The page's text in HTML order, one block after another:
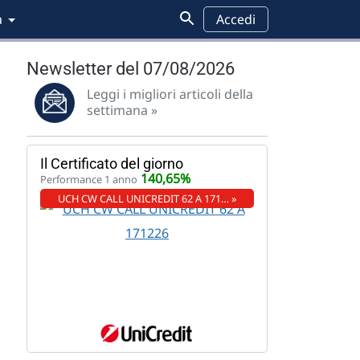
Accedi
Newsletter del 07/08/2026
Leggi i migliori articoli della
settimana »
Il Certificato del giorno
Performance 1 anno 140,65%
UCH CW CALL UNICREDIT 62 A 171… »